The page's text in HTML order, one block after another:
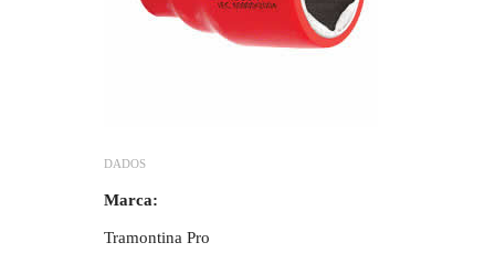
DADOS
Marca:
Tramontina Pro